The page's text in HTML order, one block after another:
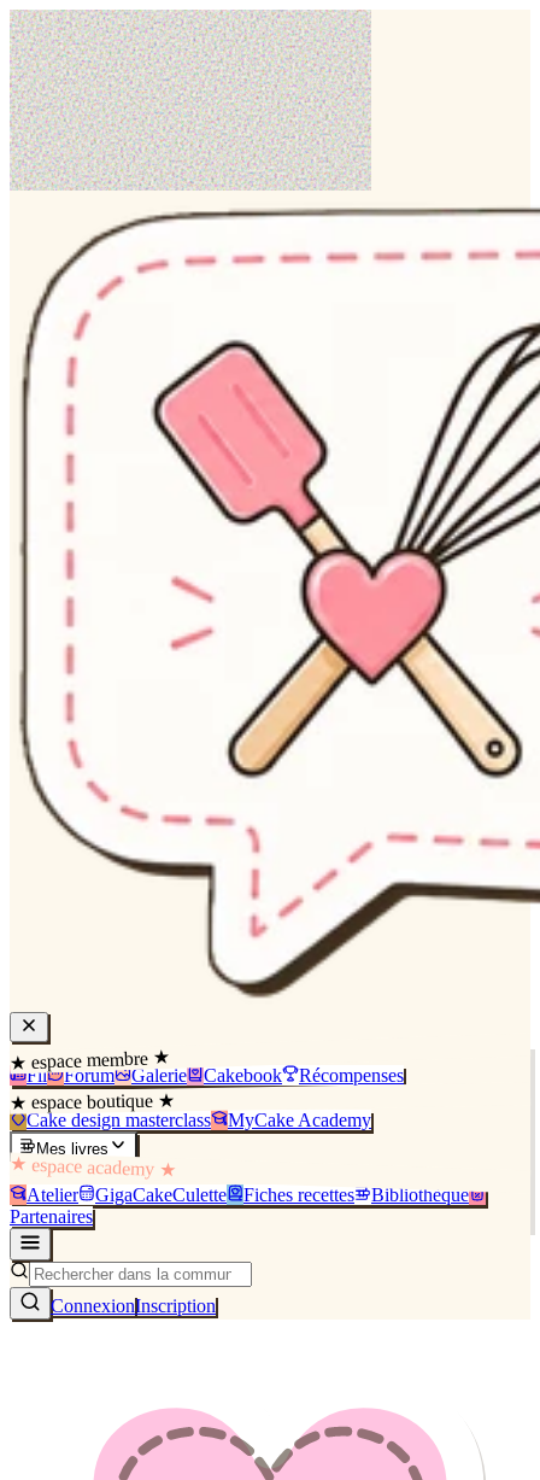
★ espace membre ★
Fil Forum Galerie Cakebook Récompenses
★ espace boutique ★
Cake design masterclass MyCake Academy
Mes livres
★ espace academy ★
Atelier GigaCakeCulette Fiches recettes
Bibliothèque
Partenaires
ConnexionInscription